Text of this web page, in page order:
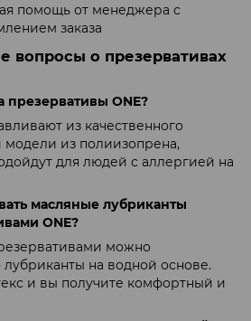
помощь от менеджера с
заказа
вопросы о презервативах
презервативы ONE?
из качественного
модели из полиизопрена,
для людей с аллергией на
масляные лубриканты
ONE?
можно
лубриканты на водной основе.
и вы получите комфортный и